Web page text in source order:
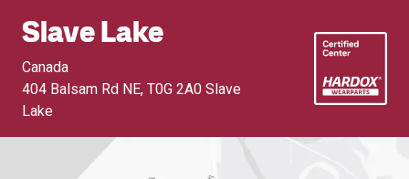
Slave Lake
Canada
404 Balsam Rd NE, T0G 2A0 Slave
Lake